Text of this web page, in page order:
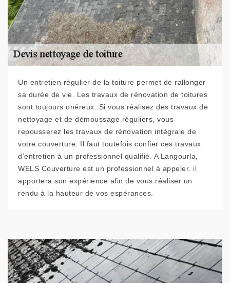
Un entretien régulier de la toiture permet de rallonger
sa durée de vie. Les travaux de rénovation de toitures
sont toujours onéreux. Si vous réalisez des travaux de
nettoyage et de démoussage réguliers, vous
repousserez les travaux de rénovation intégrale de
votre couverture. Il faut toutefois confier ces travaux
d’entretien à un professionnel qualifié. A Langourla,
WELS Couverture est un professionnel à appeler. il
apportera son expérience afin de vous réaliser un
rendu à la hauteur de vos espérances.